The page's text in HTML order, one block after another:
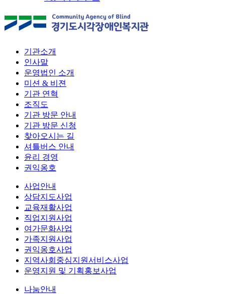
기관소개
인사말
운영법인 소개
미션 & 비젼
기관 연혁
조직도
기관 방문 안내
기관 방문 신청
찾아오시는 길
셔틀버스 안내
윤리 경영
권익옹호
사업안내
상담지도사업
교육재활사업
직업지원사업
여가문화사업
가족지원사업
권익옹호사업
지역사회중심지원서비스사업
운영지원 및 기획홍보사업
나눔안내